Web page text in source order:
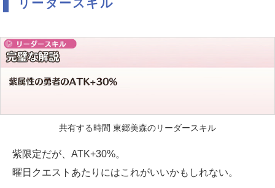
リーダースキル
共有する時間 東郷美森のリーダースキル
紫限定だが、ATK+30%。
曜日クエストあたりにはこれがいいかもしれない。